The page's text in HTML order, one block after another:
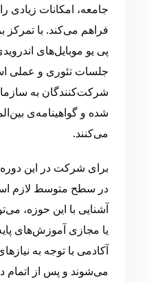
جامعه، امکانات زیادی
فراهم می‌کند. با
پی یو موبایل‌های
جلسات تئوری و عملی
شرکت‌کنندگان به
شده و گواهینامه‌ی
می‌کنند.
برای شرکت در این
در سطح متوسط لازم
آشنایی با این حوزه،
یا مجازی آموزش‌های
آکادمی با توجه به
می‌شوند و پس از اتمام